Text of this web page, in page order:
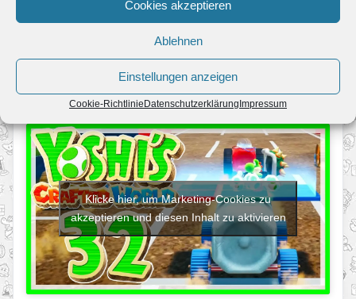
Cookies akzeptieren
Ablehnen
Einstellungen anzeigen
Cookie-Richtlinie Datenschutzerklärung Impressum
Versteckspiel: Fundort Björn
Text folgt…
Klicke hier, um Marketing-Cookies zu
akzeptieren und diesen Inhalt zu aktivieren